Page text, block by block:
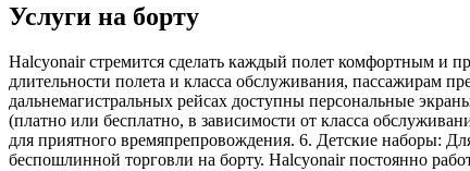
Услуги на борту
Halcyonair стремится сделать каждый полет комфортным и
длительности полета и класса обслуживания, пассажирам
дальнемагистральных рейсах доступны персональные
(платно или бесплатно, в зависимости от класса
для приятного времяпрепровождения. 6. Детские наборы:
беспошлинной торговли на борту. Halcyonair постоянно